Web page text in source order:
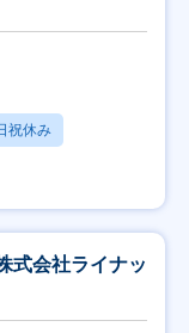
祝休み
式会社ライナッ